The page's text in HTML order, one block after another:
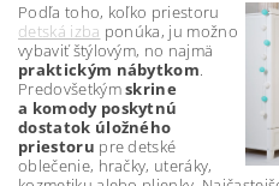
Podľa toho, koľko priestoru
detská izba ponúka, ju možno
vybaviť štýlovým, no najmä
praktickým nábytkom.
Predovšetkýmskrine
a komody poskytnú
dostatok úložného
priestoru pre detské
oblečenie, hračky, uteráky,